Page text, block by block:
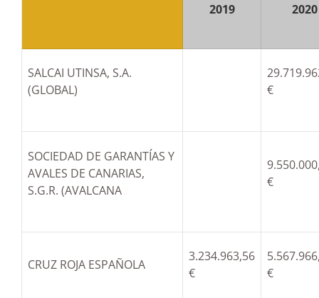
2019 2020
SALCAI UTINSA, S.A.
(GLOBAL)
€
SOCIEDAD DE GARANTÍAS Y
AVALES DE CANARIAS,
S.G.R. (AVALCANA
€
CRUZ ROJA ESPAÑOLA
3.234.963,56
€
€